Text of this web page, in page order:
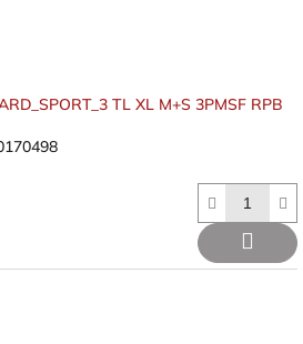
TL XL M+S 3PMSF RPB